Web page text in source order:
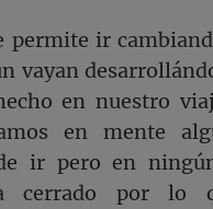
permite ir
vayan
en nuestro
en mente
ir pero en
cerrado por lo